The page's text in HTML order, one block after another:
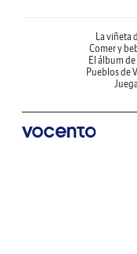
La viñeta
Comer y
El álbum
Pueblos de